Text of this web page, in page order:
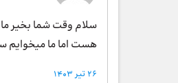
هست اما ما میخوایم سال 1402 سال استقرار بشه این امکان پذیر هست ؟ممنون میشم
26 تیر 1403